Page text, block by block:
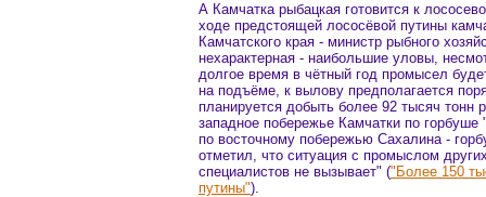
А Камчатка рыбацкая готовится к
ходе предстоящей лососёвой путины
Камчатского края - министр рыбного
нехарактерная - наибольшие уловы,
долгое время в чётный год промысел
на подъёме, к вылову предполагается
планируется добыть более 92 тысяч
западное побережье Камчатки по
по восточному побережью Сахалина -
отметил, что ситуация с промыслом
специалистов не вызывает" ("Более 150
путины").